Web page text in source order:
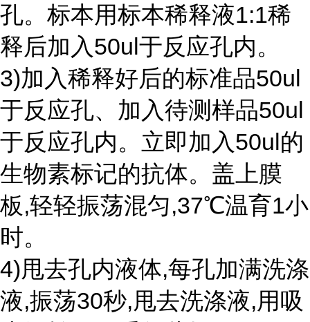
孔。标本用标本稀释液1:1稀
释后加入50ul于反应孔内。
3)加入稀释好后的标准品50ul
于反应孔、加入待测样品50ul
于反应孔内。立即加入50ul的
生物素标记的抗体。盖上膜
板,轻轻振荡混匀,37℃温育1小
时。
4)甩去孔内液体,每孔加满洗涤
液,振荡30秒,甩去洗涤液,用吸